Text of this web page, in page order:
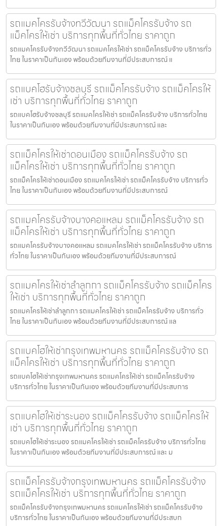
รถแมคโครรับจ้างทวีวัฒนา รถแม็คโครรับจ้าง รถ
แม็คโครให้เช่า บริการทุกพื้นที่ทั่วไทย ราคาถูก
รถแมคโครรับจ้างทวีวัฒนา รถแมคโครให้เช่า รถแม็คโครรับจ้าง บริการทั่ว
ไทย ในราคาเป็นกันเอง พร้อมด้วยทีมงานที่มีประสบการณ์ แ
รถแบคโฮรับจ้างชลบุรี รถแม็คโครรับจ้าง รถแม็คโครให้
เช่า บริการทุกพื้นที่ทั่วไทย ราคาถูก
รถแบคโฮรับจ้างชลบุรี รถแมคโครให้เช่า รถแม็คโครรับจ้าง บริการทั่วไทย
ในราคาเป็นกันเอง พร้อมด้วยทีมงานที่มีประสบการณ์ และ
รถแม็คโครให้เช่าดอนเมือง รถแม็คโครรับจ้าง รถ
แม็คโครให้เช่า บริการทุกพื้นที่ทั่วไทย ราคาถูก
รถแม็คโครให้เช่าดอนเมือง รถแมคโครให้เช่า รถแม็คโครรับจ้าง บริการทั่ว
ไทย ในราคาเป็นกันเอง พร้อมด้วยทีมงานที่มีประสบการณ์
รถแมคโครรับจ้างบางคอแหลม รถแม็คโครรับจ้าง รถ
แม็คโครให้เช่า บริการทุกพื้นที่ทั่วไทย ราคาถูก
รถแมคโครรับจ้างบางคอแหลม รถแมคโครให้เช่า รถแม็คโครรับจ้าง บริการ
ทั่วไทย ในราคาเป็นกันเอง พร้อมด้วยทีมงานที่มีประสบการณ์
รถแมคโครให้เช่าลำลูกกา รถแม็คโครรับจ้าง รถแม็คโคร
ให้เช่า บริการทุกพื้นที่ทั่วไทย ราคาถูก
รถแมคโครให้เช่าลำลูกกา รถแมคโครให้เช่า รถแม็คโครรับจ้าง บริการทั่ว
ไทย ในราคาเป็นกันเอง พร้อมด้วยทีมงานที่มีประสบการณ์ แล
รถแบคโฮให้เช่ากรุงเทพมหานคร รถแม็คโครรับจ้าง รถ
แม็คโครให้เช่า บริการทุกพื้นที่ทั่วไทย ราคาถูก
รถแบคโฮให้เช่ากรุงเทพมหานคร รถแมคโครให้เช่า รถแม็คโครรับจ้าง
บริการทั่วไทย ในราคาเป็นกันเอง พร้อมด้วยทีมงานที่มีประสบการ
รถแบคโฮให้เช่าระนอง รถแม็คโครรับจ้าง รถแม็คโครให้
เช่า บริการทุกพื้นที่ทั่วไทย ราคาถูก
รถแบคโฮให้เช่าระนอง รถแมคโครให้เช่า รถแม็คโครรับจ้าง บริการทั่วไทย
ในราคาเป็นกันเอง พร้อมด้วยทีมงานที่มีประสบการณ์ และ ม
รถแม็คโครรับจ้างกรุงเทพมหานคร รถแม็คโครรับจ้าง
รถแม็คโครให้เช่า บริการทุกพื้นที่ทั่วไทย ราคาถูก
รถแม็คโครรับจ้างกรุงเทพมหานคร รถแมคโครให้เช่า รถแม็คโครรับจ้าง
บริการทั่วไทย ในราคาเป็นกันเอง พร้อมด้วยทีมงานที่มีประสบก